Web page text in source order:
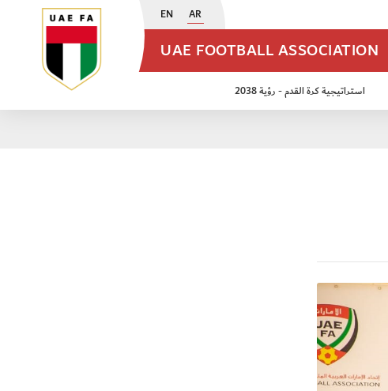
EN AR
UAE FOOTBALL ASSOCIATION
استراتيجية كرة القدم - رؤية 2038